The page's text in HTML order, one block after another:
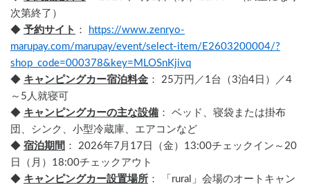
次第終了）
◆ 予約サイト ：
https://www.zenryo-
marupay.com/marupay/event/select-item/E2603200004/?
shop_code=000378&key=MLOSnKjivq
◆ キャンピングカー宿泊料金 ： 25万円／1台（3泊4日）／4
～5人就寝可
◆ キャンピングカーの主な設備 ： ベッド、寝袋または掛布
団、シンク、小型冷蔵庫、エアコンなど
◆ 宿泊期間 ： 2026年7月17日（金）13:00チェックイン～20
日（月）18:00チェックアウト
◆ キャンピングカー設置場所 ： 「rural」会場のオートキャン